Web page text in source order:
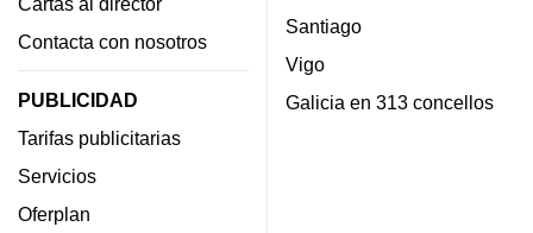
Contacta con nosotros
PUBLICIDAD
Tarifas publicitarias
Servicios
Oferplan
Santiago
Vigo
Galicia en 313 concellos